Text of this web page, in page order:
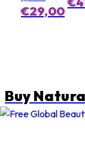
€29,00
Buy